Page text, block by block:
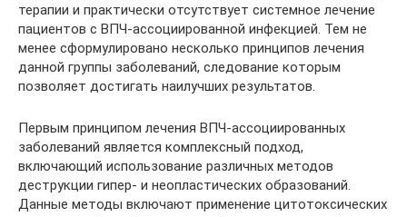
терапии и практически отсутствует системное лечение
пациентов с ВПЧ-ассоциированной инфекцией. Тем не
менее сформулировано несколько принципов лечения
данной группы заболеваний, следование которым
позволяет достигать наилучших результатов.
Первым принципом лечения ВПЧ-ассоциированных
заболеваний является комплексный подход,
включающий использование различных методов
деструкции гипер- и неопластических образований.
Данные методы включают применение цитотоксических